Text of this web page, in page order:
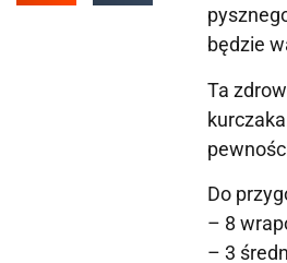
będzie
Ta
Do
– 8
– 3